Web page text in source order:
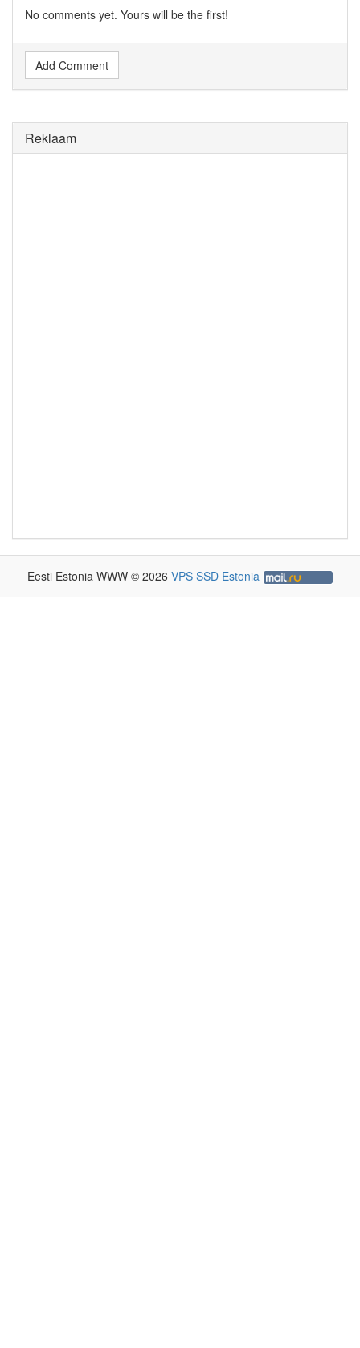
No comments yet. Yours will be the first!
Add Comment
Reklaam
Eesti Estonia WWW © 2026 VPS SSD Estonia